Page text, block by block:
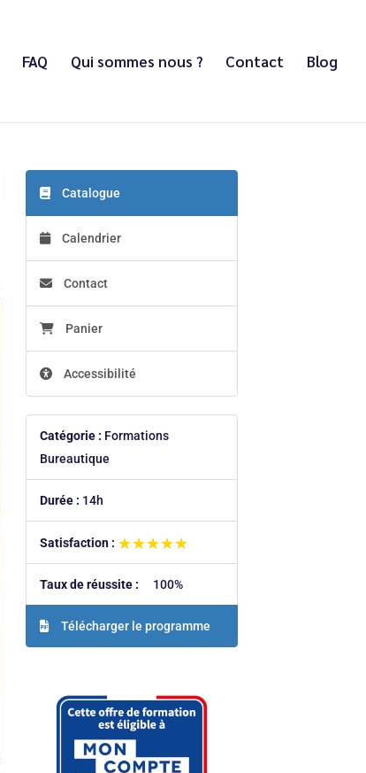
FAQ Qui sommes nous ? Contact Blog
Catalogue
Calendrier
Contact
Panier
Accessibilité
Catégorie : Formations
Bureautique
Durée : 14h
Satisfaction : ★★★★★
★★★★★
Taux de réussite : 100%
Télécharger le programme